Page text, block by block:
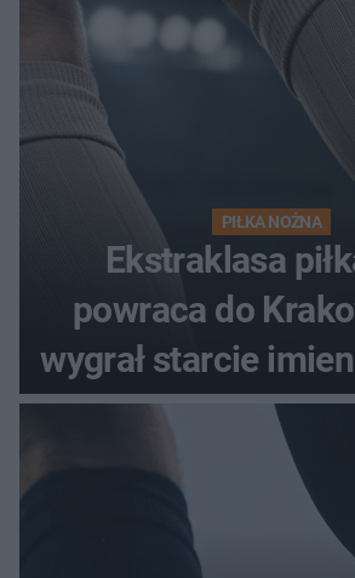
PIŁKA NOŻNA
Ekstraklasa
powraca do
wygrał starcie
pełnym